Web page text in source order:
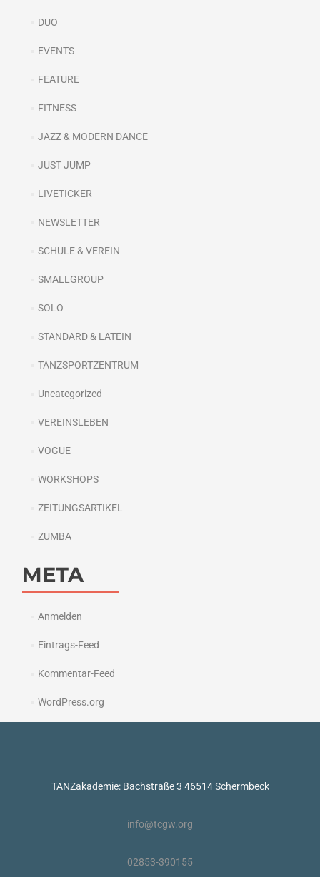
DUO
EVENTS
FEATURE
FITNESS
JAZZ & MODERN DANCE
JUST JUMP
LIVETICKER
NEWSLETTER
SCHULE & VEREIN
SMALLGROUP
SOLO
STANDARD & LATEIN
TANZSPORTZENTRUM
Uncategorized
VEREINSLEBEN
VOGUE
WORKSHOPS
ZEITUNGSARTIKEL
ZUMBA
META
Anmelden
Eintrags-Feed
Kommentar-Feed
WordPress.org
TANZakademie: Bachstraße 3 46514 Schermbeck
info@tcgw.org
02853-390155